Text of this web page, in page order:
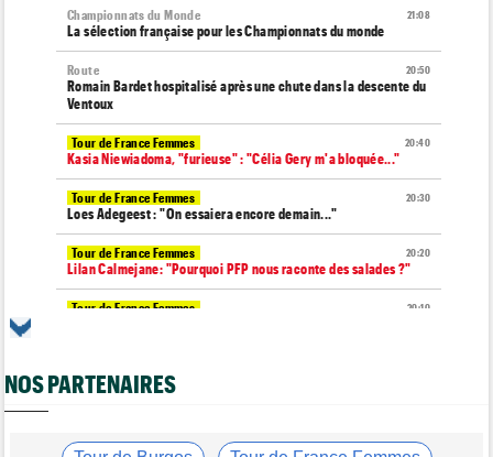
21:08
Championnats du Monde
La sélection française pour les Championnats du monde
20:50
Route
Romain Bardet hospitalisé après une chute dans la descente du
Ventoux
20:40
Tour de France Femmes
Kasia Niewiadoma, "furieuse" : "Célia Gery m'a bloquée..."
20:30
Tour de France Femmes
Loes Adegeest : "On essaiera encore demain..."
20:20
Tour de France Femmes
Lilan Calmejane: "Pourquoi PFP nous raconte des salades ?"
20:10
Tour de France Femmes
Niedermaier : "J’ai dit à Kasia que ce n’est pas fini"
NOS PARTENAIRES